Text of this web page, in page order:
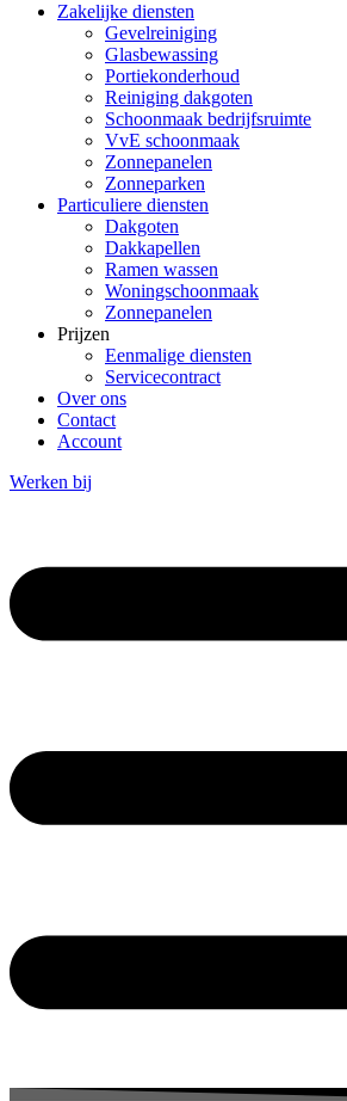
Zakelijke diensten
Gevelreiniging
Glasbewassing
Portiekonderhoud
Reiniging dakgoten
Schoonmaak bedrijfsruimte
VvE schoonmaak
Zonnepanelen
Zonneparken
Particuliere diensten
Dakgoten
Dakkapellen
Ramen wassen
Woningschoonmaak
Zonnepanelen
Prijzen
Eenmalige diensten
Servicecontract
Over ons
Contact
Account
Werken bij